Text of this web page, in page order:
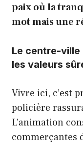
paix où la
mot mais une
Le centre-ville
les valeurs
Vivre ici, c’est
policière
L’animation
commerçantes